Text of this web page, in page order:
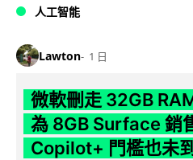
人工智能
Lawton 1 日
微軟刪走 32GB
為 8GB Surface 銷
Copilot+ 門檻也未